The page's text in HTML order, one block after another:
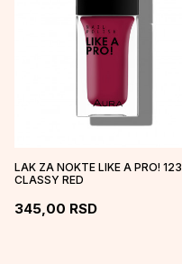
LAK ZA NOKTE LIKE A PRO! 123
CLASSY RED
345,00 RSD